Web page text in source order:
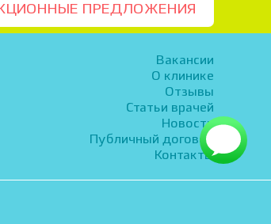
ПРЕДЛОЖЕНИЯ
Вакансии
О клинике
Отзывы
Статьи врачей
Новости
Публичный договор
Контакты